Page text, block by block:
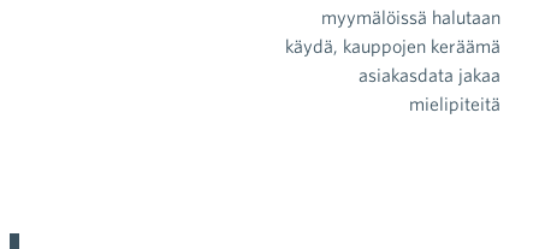
myymälöissä halutaan
käydä, kauppojen keräämä
asiakasdata jakaa
mielipiteitä